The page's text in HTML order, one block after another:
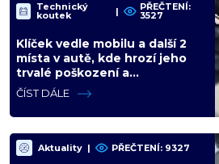
Technický
koutek | PŘEČTENÍ:
3527
Klíček vedle mobilu a další 2
místa v autě, kde hrozí jeho
trvalé poškození a
znefunkčnění
ČÍST DÁLE
Aktuality | PŘEČTENÍ: 9327